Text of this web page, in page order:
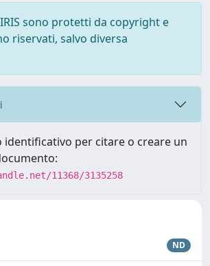
sono protetti da copyright e
riservati, salvo diversa
identificativo per citare o creare un
11368/3135258
ND